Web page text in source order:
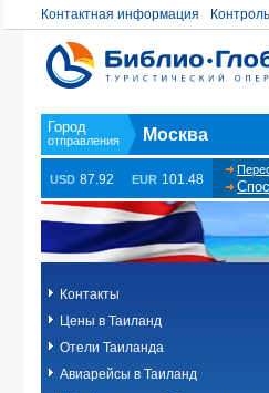
Контактная информация
Москва
USD 87.92 EUR 101.48
Контакты
Цены в Таиланд
Отели Таиланда
Авиарейсы в Таиланд